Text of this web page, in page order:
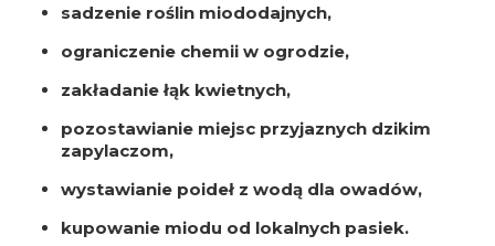
sadzenie roślin miododajnych,
ograniczenie chemii w ogrodzie,
zakładanie łąk kwietnych,
pozostawianie miejsc przyjaznych dzikim
zapylaczom,
wystawianie poideł z wodą dla owadów,
kupowanie miodu od lokalnych pasiek.